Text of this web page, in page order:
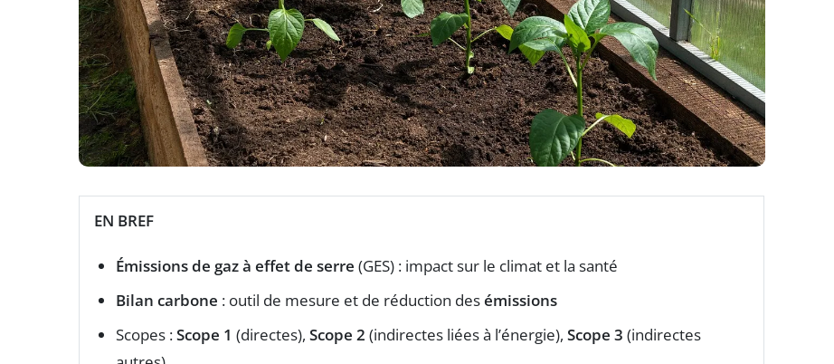
EN BREF
Émissions de gaz à effet de serre (GES) : impact sur le climat et la santé
Bilan carbone : outil de mesure et de réduction desémissions
Scopes :Scope 1 (directes), Scope 2 (indirectes liées à l’énergie), Scope 3 (indirectes